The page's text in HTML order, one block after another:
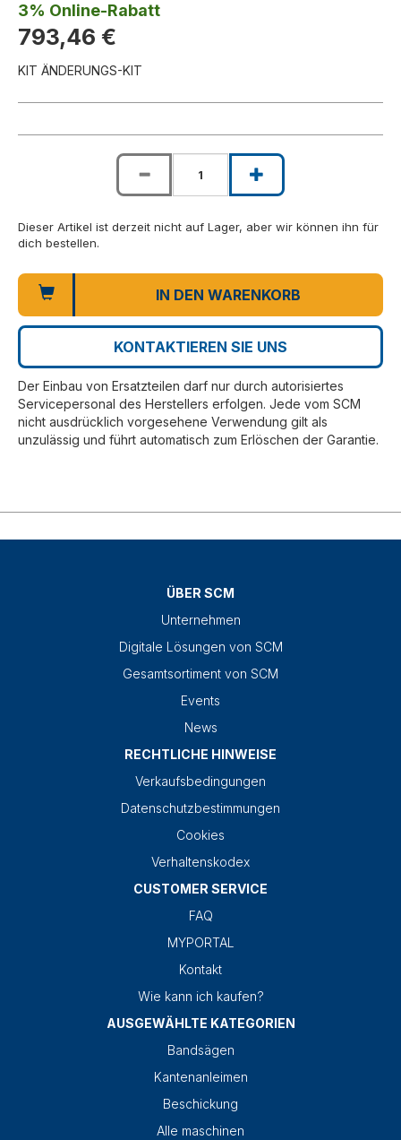
3% Online-Rabatt
793,46 €
KIT ÄNDERUNGS-KIT
Dieser Artikel ist derzeit nicht auf Lager, aber wir können ihn für
dich bestellen.
IN DEN WARENKORB
KONTAKTIEREN SIE UNS
Der Einbau von Ersatzteilen darf nur durch autorisiertes
Servicepersonal des Herstellers erfolgen. Jede vom SCM
nicht ausdrücklich vorgesehene Verwendung gilt als
unzulässig und führt automatisch zum Erlöschen der Garantie.
ÜBER SCM
Unternehmen
Digitale Lösungen von SCM
Gesamtsortiment von SCM
Events
News
RECHTLICHE HINWEISE
Verkaufsbedingungen
Datenschutzbestimmungen
Cookies
Verhaltenskodex
CUSTOMER SERVICE
FAQ
MYPORTAL
Kontakt
Wie kann ich kaufen?
AUSGEWÄHLTE KATEGORIEN
Bandsägen
Kantenanleimen
Beschickung
Alle maschinen